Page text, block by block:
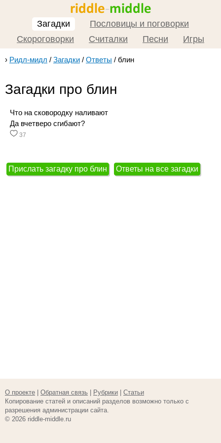
Загадки
Пословицы и поговорки
Скороговорки
Считалки Песни Игры
› Ридл-мидл / Загадки / Ответы / блин
Загадки про блин
Что на сковородку наливают
Да вчетверо сгибают?
37
Прислать загадку про блин Ответы на все загадки
О проекте Обратная связь Рубрики
Статьи
Копирование статей и описаний разделов возможно только с
разрешения администрации сайта.
© 2026 riddle-middle.ru